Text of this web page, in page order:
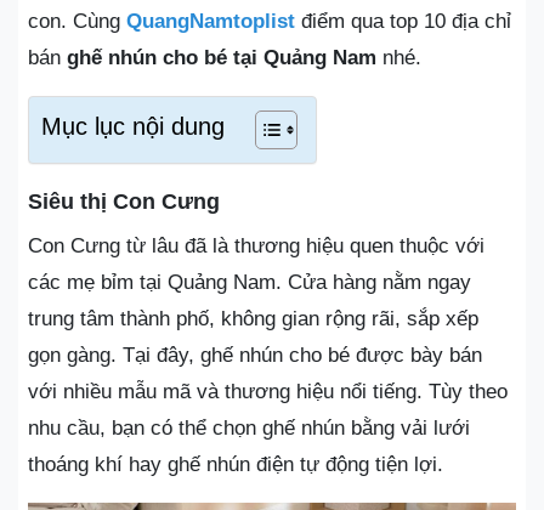
con. Cùng QuangNamtoplist điểm qua top 10 địa chỉ
bán ghế nhún cho bé tại Quảng Nam nhé.
Mục lục nội dung
Siêu thị Con Cưng
Con Cưng từ lâu đã là thương hiệu quen thuộc với
các mẹ bỉm tại Quảng Nam. Cửa hàng nằm ngay
trung tâm thành phố, không gian rộng rãi, sắp xếp
gọn gàng. Tại đây, ghế nhún cho bé được bày bán
với nhiều mẫu mã và thương hiệu nổi tiếng. Tùy theo
nhu cầu, bạn có thể chọn ghế nhún bằng vải lưới
thoáng khí hay ghế nhún điện tự động tiện lợi.